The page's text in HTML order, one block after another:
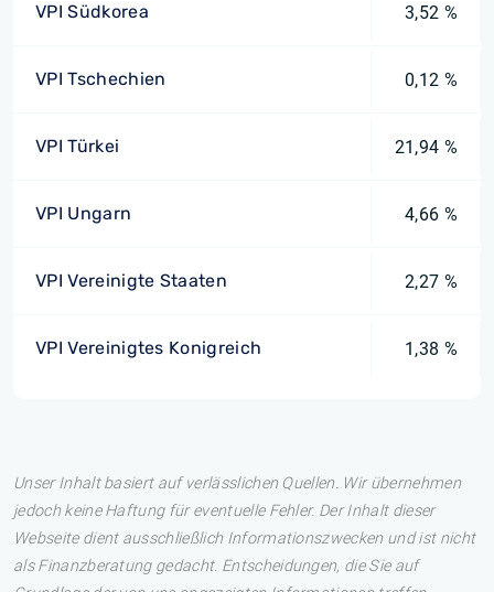
VPI Südkorea 3,52 %
VPI Tschechien 0,12 %
VPI Türkei 21,94 %
VPI Ungarn 4,66 %
VPI Vereinigte Staaten 2,27 %
VPI Vereinigtes Konigreich 1,38 %
Unser Inhalt basiert auf verlässlichen Quellen. Wir übernehmen
jedoch keine Haftung für eventuelle Fehler. Der Inhalt dieser
Webseite dient ausschließlich Informationszwecken und ist nicht
als Finanzberatung gedacht. Entscheidungen, die Sie auf